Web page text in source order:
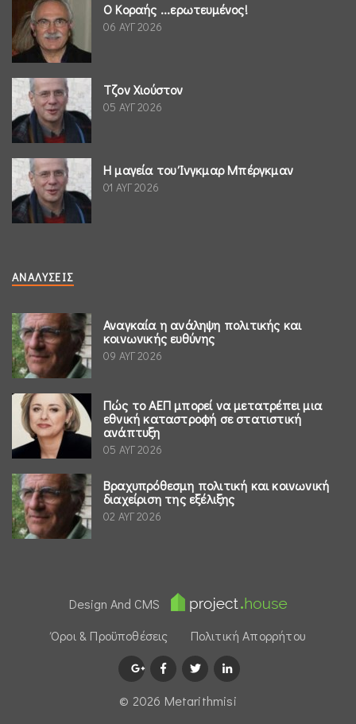
Ο Κοραής ...ερωτευμένος!
06 ΑΥΓ 2026
Τζον Χιούστον
05 ΑΥΓ 2026
Η μαγεία του Ίνγκμαρ Μπέργκμαν
01 ΑΥΓ 2026
ΑΝΑΛΎΣΕΙΣ
Αναγκαία η ανάληψη πολιτικής και
κοινωνικής ευθύνης
09 ΑΥΓ 2026
Πώς το ΑΕΠ μπορεί να μετατρέπει μια
εθνική καταστροφή σε στατιστική
ανάπτυξη
05 ΑΥΓ 2026
Βραχυπρόθεσμη πολιτική και κοινωνική
διαχείριση της εξέλιξης
02 ΑΥΓ 2026
Design And CMS
Όροι & Προϋποθέσεις
Πολιτική Απορρήτου
© 2026 Μetarithmisi